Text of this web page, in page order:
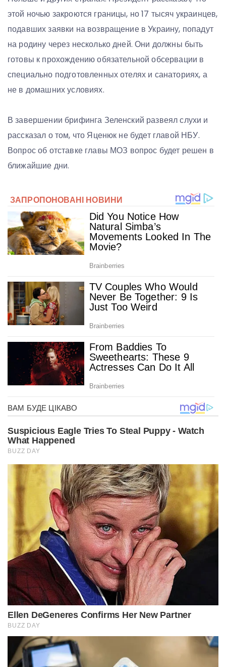
этой ночью закроются границы, но 17 тысяч украинцев,
подавших заявки на возвращение в Украину, попадут
на родину через несколько дней. Они должны быть
готовы к прохождению обязательной обсервации в
специально подготовленных отелях и санаториях, а
не в домашних условиях.
В завершении брифинга Зеленский развеял слухи и
рассказал о том, что Яценюк не будет главой НБУ.
Вопрос об отставке главы МОЗ вопрос будет решен в
ближайшие дни.